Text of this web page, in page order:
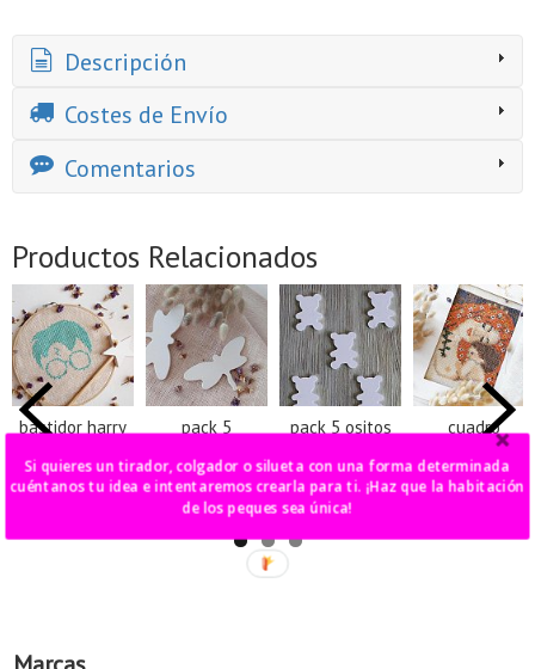
Descripción
Costes de Envío
Comentarios
Productos Relacionados
bastidor harry
40,00 €
pack 5
13,00 €
pack 5 ositos
20,00 €
cuadro
maternidad
punto de cruz
125,00 €
Si quieres un tirador, colgador o silueta con una forma determinada
cuéntanos tu idea e intentaremos crearla para ti. ¡Haz que la habitación
de los peques sea única!